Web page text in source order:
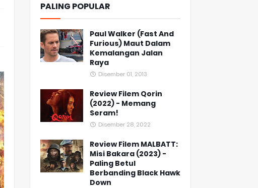
PALING POPULAR
Paul Walker (Fast And
Furious) Maut Dalam
Kemalangan Jalan
Raya
Disember 01, 2013
Review Filem Qorin
(2022) - Memang
Seram!
Disember 28, 2022
Review Filem MALBATT:
Misi Bakara (2023) -
Paling Betul
Berbanding Black Hawk
Down